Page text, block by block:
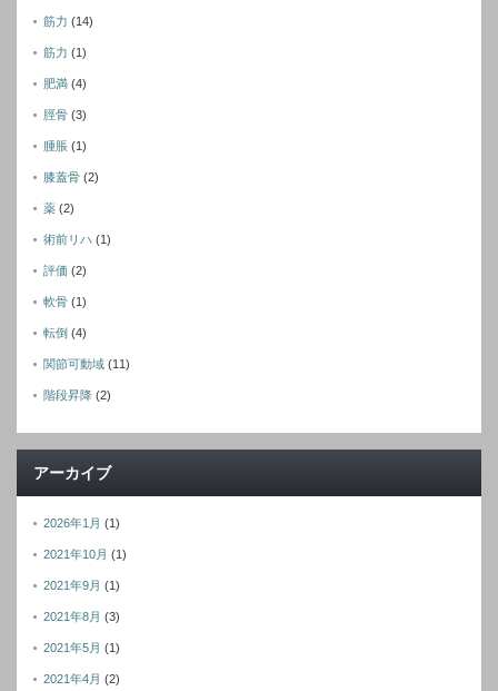
筋力 (14)
筋力 (1)
肥満 (4)
脛骨 (3)
腫脹 (1)
膝蓋骨 (2)
薬 (2)
術前リハ (1)
評価 (2)
軟骨 (1)
転倒 (4)
関節可動域 (11)
階段昇降 (2)
アーカイブ
2026年1月 (1)
2021年10月 (1)
2021年9月 (1)
2021年8月 (3)
2021年5月 (1)
2021年4月 (2)